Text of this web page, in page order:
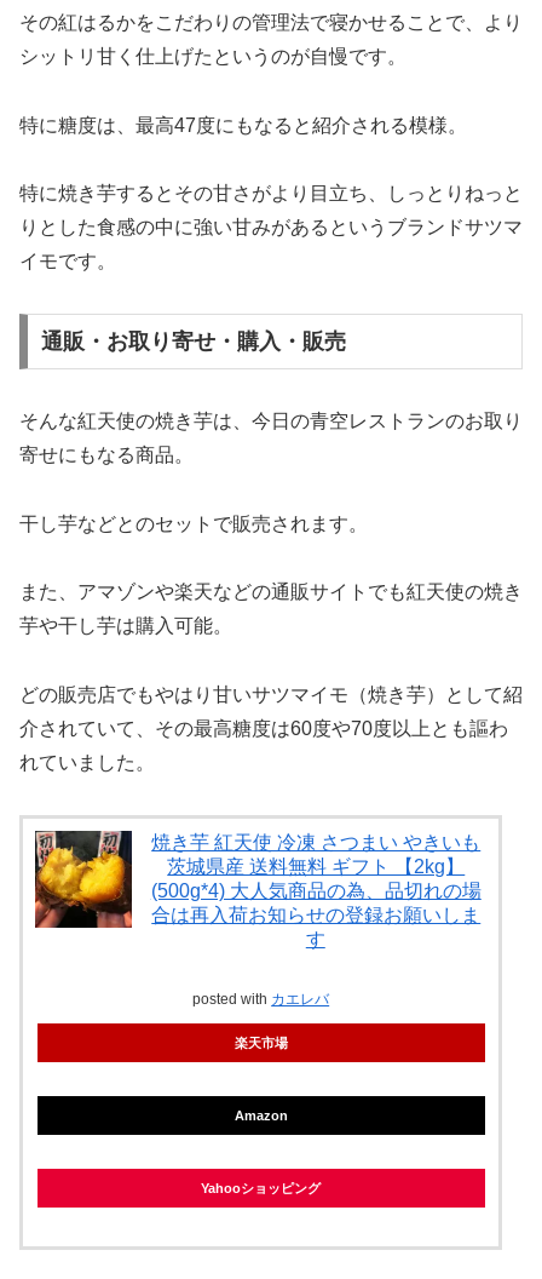
その紅はるかをこだわりの管理法で寝かせることで、より
シットリ甘く仕上げたというのが自慢です。
特に糖度は、最高47度にもなると紹介される模様。
特に焼き芋するとその甘さがより目立ち、しっとりねっと
りとした食感の中に強い甘みがあるというブランドサツマ
イモです。
通販・お取り寄せ・購入・販売
そんな紅天使の焼き芋は、今日の青空レストランのお取り
寄せにもなる商品。
干し芋などとのセットで販売されます。
また、アマゾンや楽天などの通販サイトでも紅天使の焼き
芋や干し芋は購入可能。
どの販売店でもやはり甘いサツマイモ（焼き芋）として紹
介されていて、その最高糖度は60度や70度以上とも謳わ
れていました。
焼き芋 紅天使 冷凍 さつまい やきいも
茨城県産 送料無料 ギフト 【2kg】
(500g*4) 大人気商品の為、品切れの場
合は再入荷お知らせの登録お願いしま
す
posted with カエレバ
楽天市場
Amazon
Yahooショッピング